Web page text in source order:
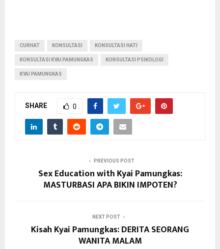
CURHAT KONSULTASI KONSULTASI HATI
KONSULTASI KYAI PAMUNGKAS KONSULTASI PSIKOLOGI
KYAI PAMUNGKAS
SHARE 0
PREVIOUS POST
Sex Education with Kyai Pamungkas:
MASTURBASI APA BIKIN IMPOTEN?
NEXT POST
Kisah Kyai Pamungkas: DERITA SEORANG
WANITA MALAM